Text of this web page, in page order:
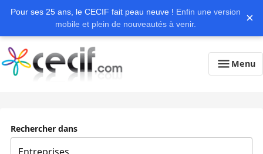
Pour ses 25 ans, le CECIF fait peau neuve ! Enfin une version
mobile et plein de nouveautés à venir.
×
Menu
Rechercher dans